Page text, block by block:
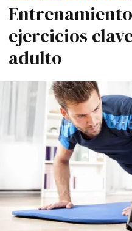
ejercicios
adulto